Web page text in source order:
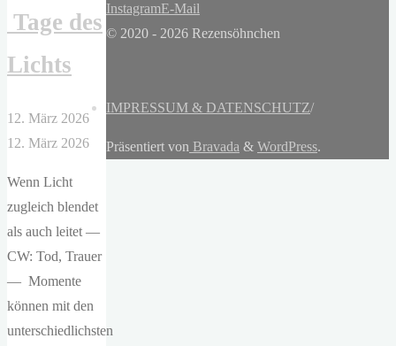
Tage des
Lichts
12. März 2026
12. März 2026
Wenn Licht
zugleich blendet
als auch leitet —
CW: Tod, Trauer
— Momente
können mit den
unterschiedlichsten
InstagramE-Mail
© 2020 - 2026 Rezensöhnchen
IMPRESSUM & DATENSCHUTZ/
Präsentiert von Bravada & WordPress.